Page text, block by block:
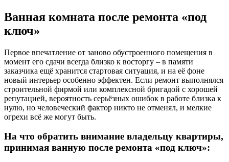
Ванная комната после ремонта «под
ключ»
Первое впечатление от заново обустроенного помещения в
момент его сдачи всегда близко к восторгу – в памяти
заказчика ещё хранится стартовая ситуация, и на её фоне
новый интерьер особенно эффектен. Если ремонт выполнялся
строительной фирмой или комплексной бригадой с хорошей
репутацией, вероятность серьёзных ошибок в работе близка к
нулю, но человеческий фактор никто не отменял, и мелкие
огрехи всё же могут быть.
На что обратить внимание владельцу квартиры,
принимая ванную после ремонта «под ключ»: